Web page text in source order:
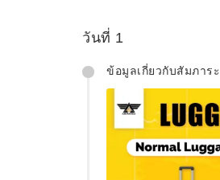
วันที่ 1
ข้อมูลเกี่ยวกับสัมภาระ